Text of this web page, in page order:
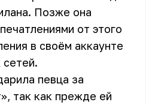
Позже она
от этого
в своём аккаунте
сетей.
певца за
так как прежде ей